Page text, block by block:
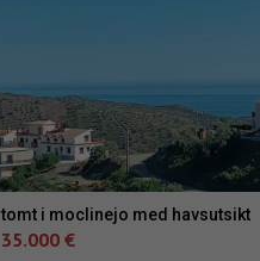
tomt i moclinejo med havsutsikt
35.000 €